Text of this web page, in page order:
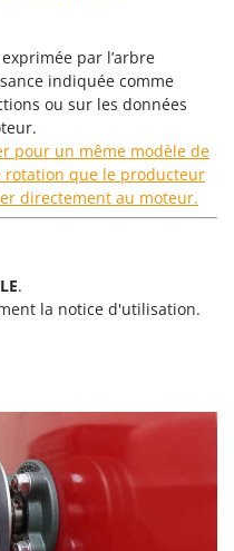
par l’arbre
indiquée comme
ou sur les données
pour un même modèle de
que le producteur
directement au moteur.
.
la notice d'utilisation.